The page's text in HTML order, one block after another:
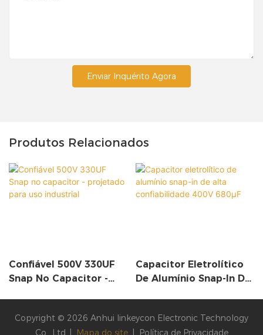
Enviar Inquérito Agora
Produtos Relacionados
Confiável 500V 330UF
Snap No Capacitor -
Capacitor Eletrolítico
De Alumínio Snap-In De
Copyright © 2026 Anhui linkeycon Electronic Technology